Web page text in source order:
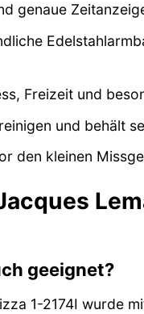
genaue
Freizeit und
und behält
den kleinen
geeignet?
1-2174I wurde